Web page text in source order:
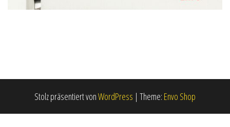
Stolz präsentiert vonWordPress | Theme: Envo Shop